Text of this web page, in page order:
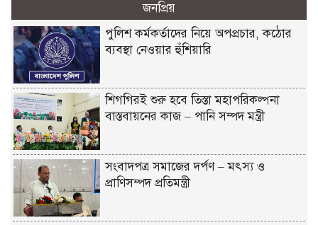
জনপ্রিয়
পুলিশ কর্মকর্তাদের নিয়ে অপপ্রচার, কঠোর
ব্যবস্থা নেওয়ার হুঁশিয়ারি
শিগগিরই শুরু হবে তিস্তা মহাপরিকল্পনা
বাস্তবায়নের কাজ – পানি সম্পদ মন্ত্রী
সংবাদপত্র সমাজের দর্পণ – মৎস্য ও
প্রাণিসম্পদ প্রতিমন্ত্রী